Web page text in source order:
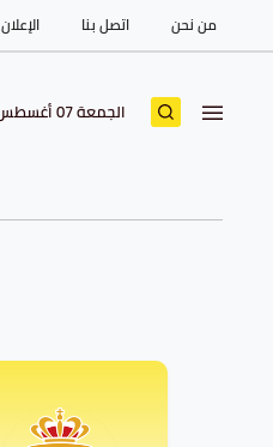
من نحن اتصل بنا الإعلان
الجمعة 07 أغسطس 2026